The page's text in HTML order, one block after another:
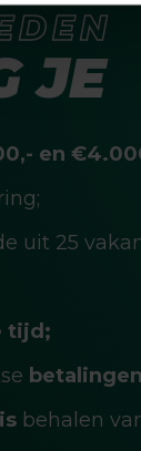
JE
en
uit 25
tijd;
behalen